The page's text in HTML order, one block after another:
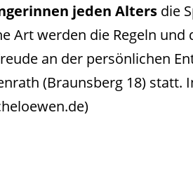
jeden Alters die
Art werden die Regeln
an der persönlichen
(Braunsberg 18) statt.